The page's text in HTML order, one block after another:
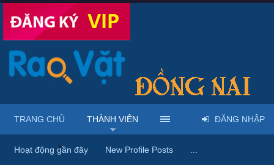
Trang chủ Thành viên
TRANG CHỦ THÀNH VIÊN
Hoạt động gần đây New Profile Posts
ĐĂNG NHẬP